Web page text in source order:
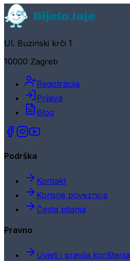
Ul. Buzinski krči 1
10000 Zagreb
Registracija
Prijava
Blog
Podrška
Kontakt
Korisne poveznice
Česta pitanja
Pravno
Uvjeti i pravila korištenja